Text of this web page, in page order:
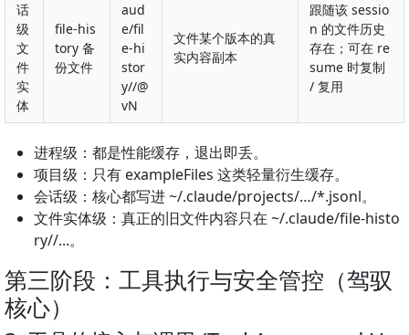
话
级
文
件
实
体
file-his
tory 备
份文件
aud
e/fil
e-hi
stor
y//@
vN
文件某个版本的真
实内容副本
跟随该 sessio
n 的文件历史
存在；可在 re
sume 时复制
/ 复用
进程级：都是性能缓存，退出即丢。
项目级：只有 exampleFiles 这类轻量衍生缓存。
会话级：核心都写进 ~/.claude/projects/…/*.jsonl。
文件实体级：真正的旧文件内容只在 ~/.claude/file-histo
ry//...。
第三阶段：工具执行与安全管控（驾驭
核心）